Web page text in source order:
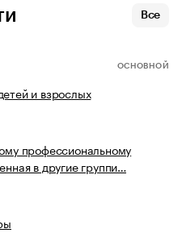
Все
ОСНОВНОЙ
и взрослых
профессиональному
в другие группи…